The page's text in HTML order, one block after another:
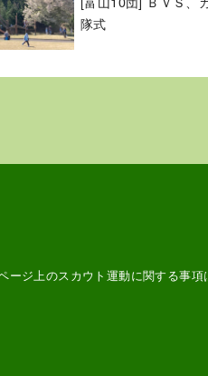
隊式
ージ上のスカウト運動に関する事